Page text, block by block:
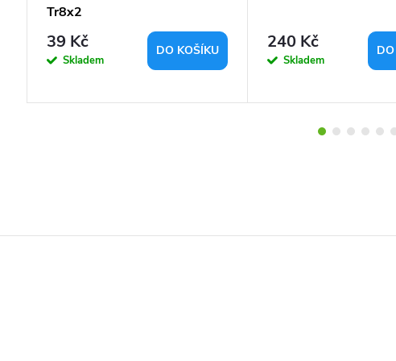
Tr8x2
39 Kč
Skladem
DO KOŠÍKU 240 Kč
Skladem